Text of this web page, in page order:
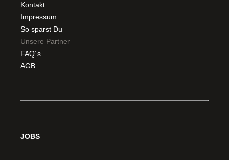
Kontakt
Impressum
So sparst Du
Unsere Partner
FAQ´s
AGB
JOBS